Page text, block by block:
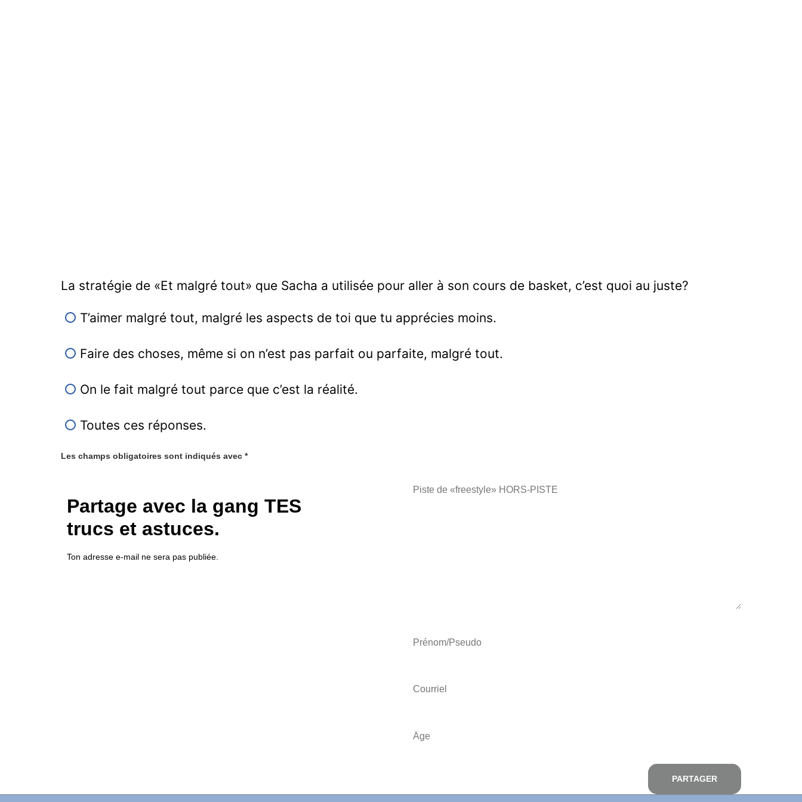
La stratégie de «Et malgré tout» que Sacha a utilisée pour aller à son cours de basket, c’est quoi au juste?
T’aimer malgré tout, malgré les aspects de toi que tu apprécies moins.
Faire des choses, même si on n’est pas parfait ou parfaite, malgré tout.
On le fait malgré tout parce que c’est la réalité.
Toutes ces réponses.
Les champs obligatoires sont indiqués avec *
Partage avec la gang TES
trucs et astuces.